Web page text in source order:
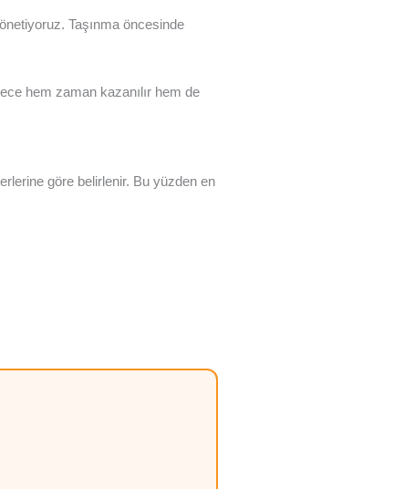
Taşınma öncesinde
hem zaman kazanılır hem de
göre belirlenir. Bu yüzden en